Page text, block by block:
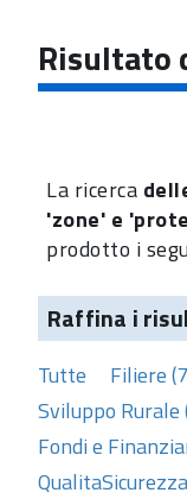
navigazione
Risultato
La ricerca
'zone' e
prodotto i
Raffina i
Tutte Filiere
Sviluppo Rurale
Fondi e